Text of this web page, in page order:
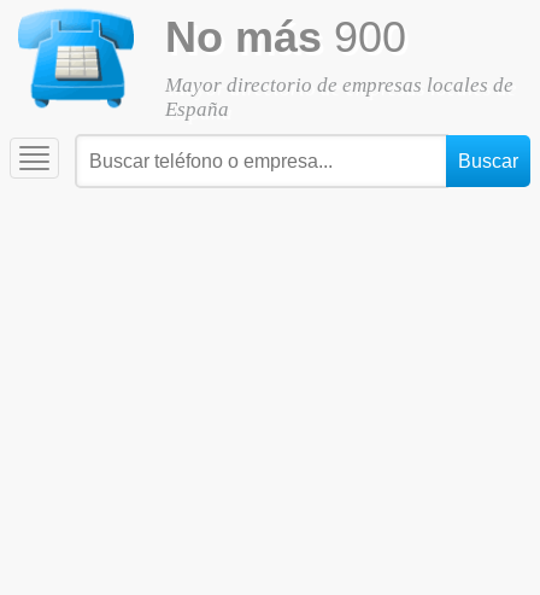
No más 900
Mayor directorio de empresas locales de
España
Toggle
navigation